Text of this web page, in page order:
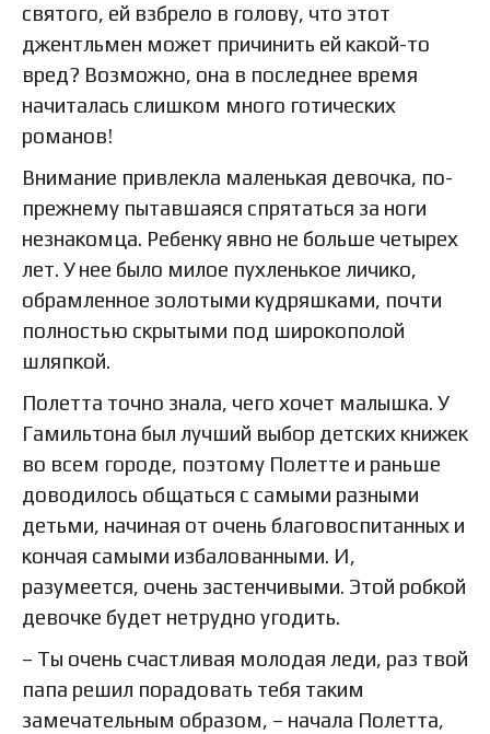
святого, ей взбрело в голову, что этот
джентльмен может причинить ей какой-то
вред? Возможно, она в последнее время
начиталась слишком много готических
романов!
Внимание привлекла маленькая девочка, по-
прежнему пытавшаяся спрятаться за ноги
незнакомца. Ребенку явно не больше четырех
лет. У нее было милое пухленькое личико,
обрамленное золотыми кудряшками, почти
полностью скрытыми под широкополой
шляпкой.
Полетта точно знала, чего хочет малышка. У
Гамильтона был лучший выбор детских книжек
во всем городе, поэтому Полетте и раньше
доводилось общаться с самыми разными
детьми, начиная от очень благовоспитанных и
кончая самыми избалованными. И,
разумеется, очень застенчивыми. Этой робкой
девочке будет нетрудно угодить.
– Ты очень счастливая молодая леди, раз твой
папа решил порадовать тебя таким
замечательным образом, – начала Полетта,